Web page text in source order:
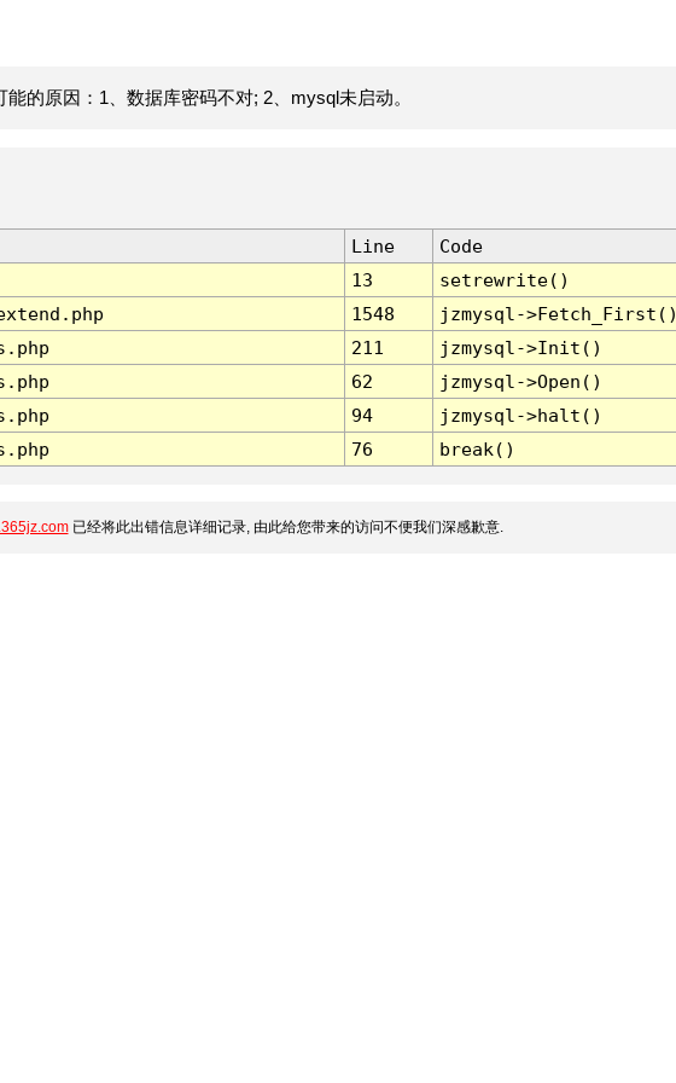
的原因：1、数据库密码不对; 2、mysql未启动。
Line
Code
13
setrewrite()
1548
jzmysql-
211
jzmysql->Init()
62
jzmysql->Open()
94
jzmysql->halt()
76 break()
已经将此出错信息详细记录, 由此给您带来的访问不便我们深感歉意.